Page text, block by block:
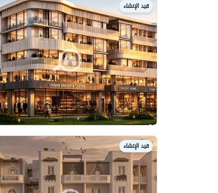
قيد الإنشاء
قيد الإنشاء